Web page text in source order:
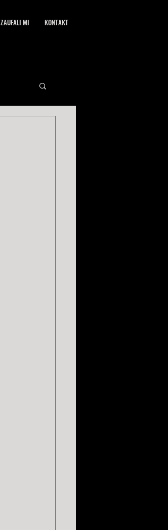
ZAUFALI MI KONTAKT